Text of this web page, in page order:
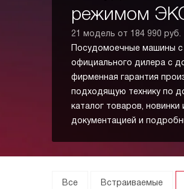
режимом
21 модель от 184 990 руб.
Посудомоечные машины
официального дилера с
фирменная гарантия
подходящую технику по
каталог товаров,
документацией и
Все Встраиваемые